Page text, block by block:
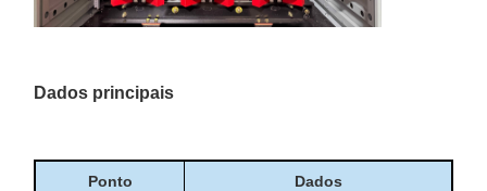
Dados principais
Ponto Dados